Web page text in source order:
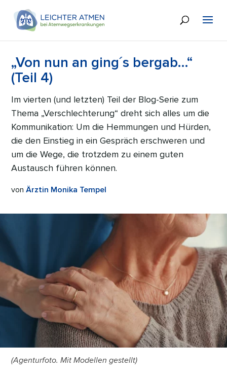
„Von nun an ging´s bergab…“
(Teil 4)
Im vierten (und letzten) Teil der Blog-Serie zum
Thema „Verschlechterung“ dreht sich alles um die
Kommunikation: Um die Hemmungen und Hürden,
die den Einstieg in ein Gespräch erschweren und
um die Wege, die trotzdem zu einem guten
Austausch führen können.
vonÄrztin Monika Tempel
(Agenturfoto. Mit Modellen gestellt)